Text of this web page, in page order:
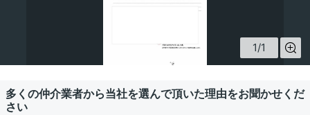
1/1
多くの仲介業者から当社を選んで頂いた理由をお聞かせくだ
さい